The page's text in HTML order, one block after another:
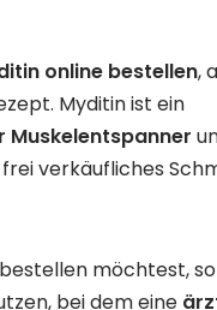
online bestellen,
Myditin ist ein
verkäufliches
möchtest,
bei dem eine